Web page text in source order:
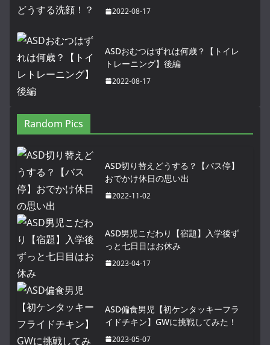
2022-08-17
ASDおむつはずれは何歳？【トイレ
トレーニング】後編
2022-08-17
Random Pics
ASD切り替えどうする？【バス停】
おでかけ休日の思い出
2022-11-02
ASD男児こだわり【宿題】入学後ず
っと七日目はお休み
2023-04-17
ASD偏食男児【初ケンタッキーフラ
イドチキン】GWに挑戦してみた！
2023-05-07